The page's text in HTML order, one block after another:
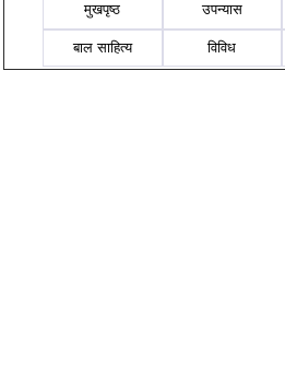
मुखपृष्ठ उपन्यास
बाल साहित्य विविध